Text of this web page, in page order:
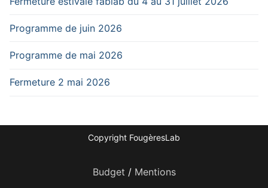
Programme de juin 2026
Programme de mai 2026
Fermeture 2 mai 2026
Copyright FougèresLab
Budget / Mentions